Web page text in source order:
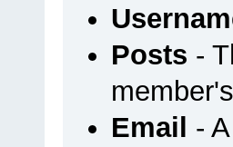
Posts -
Email -